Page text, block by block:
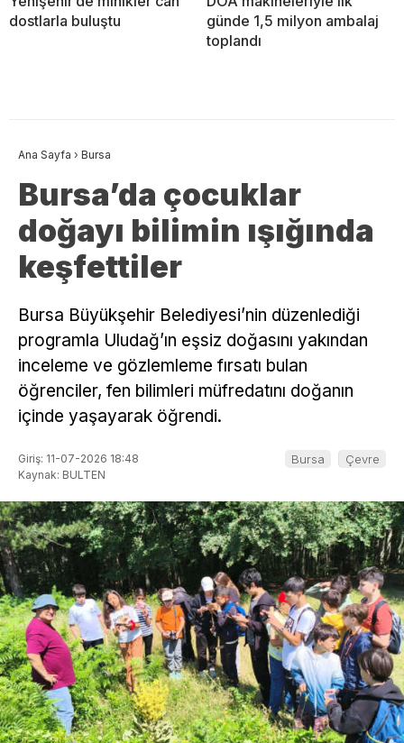
dostlarla buluştu
günde 1,5 milyon ambalaj
toplandı
Ana Sayfa › Bursa
Bursa’da çocuklar
doğayı bilimin ışığında
keşfettiler
Bursa Büyükşehir Belediyesi’nin düzenlediği
programla Uludağ’ın eşsiz doğasını yakından
inceleme ve gözlemleme fırsatı bulan
öğrenciler, fen bilimleri müfredatını doğanın
içinde yaşayarak öğrendi.
Giriş: 11-07-2026 18:48
Kaynak: BULTEN
Bursa Çevre